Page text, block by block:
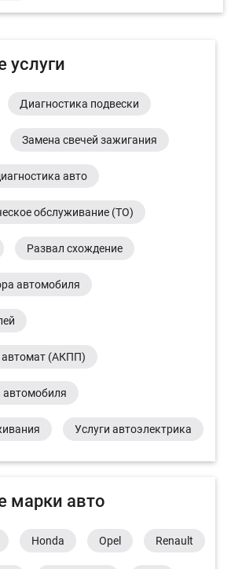
услуги
Диагностика подвески
Замена свечей зажигания
авто
обслуживание (ТО)
Развал схождение
автомобиля
автомат (АКПП)
автомобиля
Услуги автоэлектрика
марки авто
Honda Opel Renault